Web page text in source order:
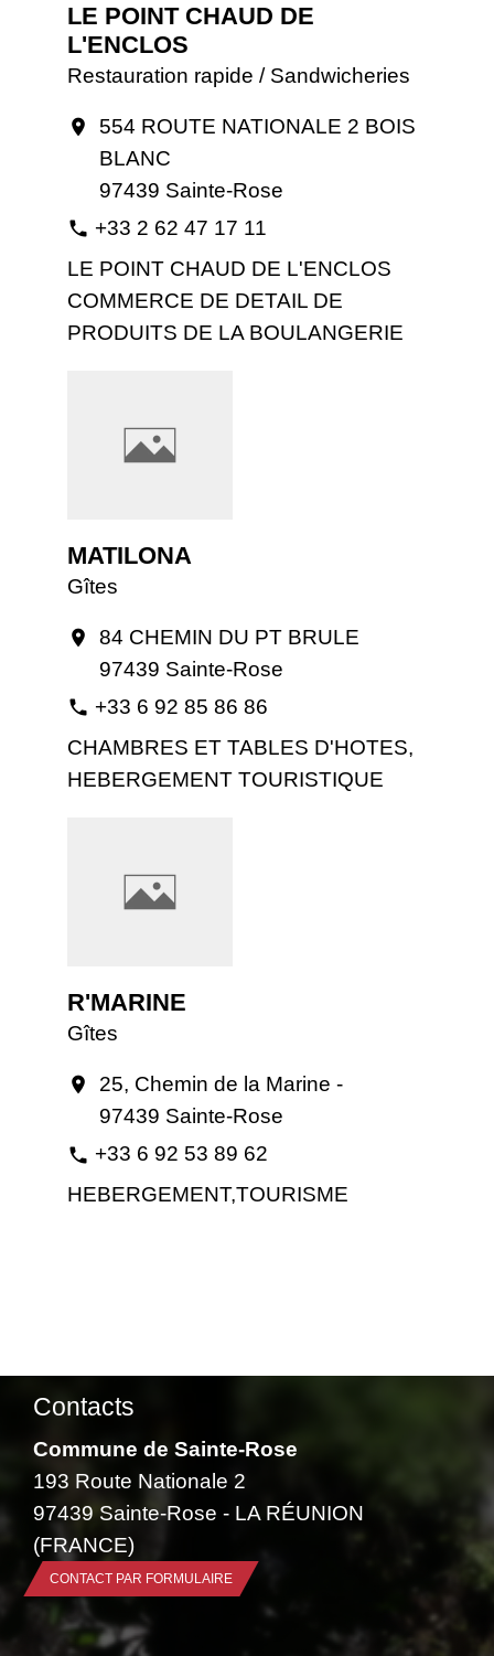
LE POINT CHAUD DE
L'ENCLOS
Restauration rapide / Sandwicheries
location_on
554 ROUTE NATIONALE 2 BOIS
BLANC
97439 Sainte-Rose
phone +33 2 62 47 17 11
LE POINT CHAUD DE L'ENCLOS
COMMERCE DE DETAIL DE
PRODUITS DE LA BOULANGERIE
MATILONA
Gîtes
location_on
84 CHEMIN DU PT BRULE
97439 Sainte-Rose
phone +33 6 92 85 86 86
CHAMBRES ET TABLES D'HOTES,
HEBERGEMENT TOURISTIQUE
R'MARINE
Gîtes
location_on
25, Chemin de la Marine -
97439 Sainte-Rose
phone +33 6 92 53 89 62
HEBERGEMENT,TOURISME
Contacts
Commune de Sainte-Rose
193 Route Nationale 2
97439 Sainte-Rose - LA RÉUNION
(FRANCE)
CONTACT PAR FORMULAIRE